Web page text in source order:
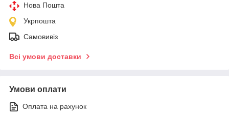
Нова Пошта
Укрпошта
Самовивіз
Всі умови доставки
Умови оплати
Оплата на рахунок